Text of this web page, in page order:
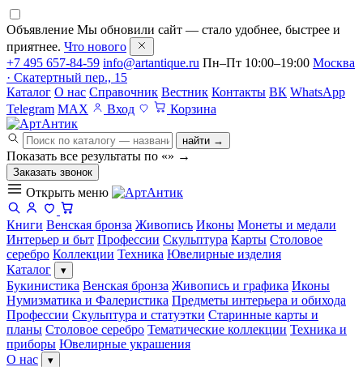
Объявление Мы обновили сайт — стало удобнее, быстрее и
приятнее. Что нового
+7 495 657-84-59 info@artantique.ru Пн–Пт 10:00–19:00 Москва
· Скатертный пер., 15
Каталог О нас Справочник Вестник Контакты ВК WhatsApp
Telegram MAX Вход Корзина
найти →
Показать все результаты по «» →
Заказать звонок
Открыть меню
Книги Венская бронза Живопись Иконы Монеты и медали
Интерьер и быт Профессии Скульптура Карты Столовое
серебро Коллекции Техника Ювелирные изделия
Каталог
▾
Букинистика Венская бронза Живопись и графика Иконы
Нумизматика и Фалеристика Предметы интерьера и обихода
Профессии Скульптура и статуэтки Старинные карты и
планы Столовое серебро Тематические коллекции Техника и
приборы Ювелирные украшения
О нас
▾